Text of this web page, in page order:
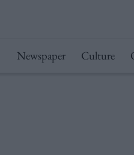
Newspaper Culture